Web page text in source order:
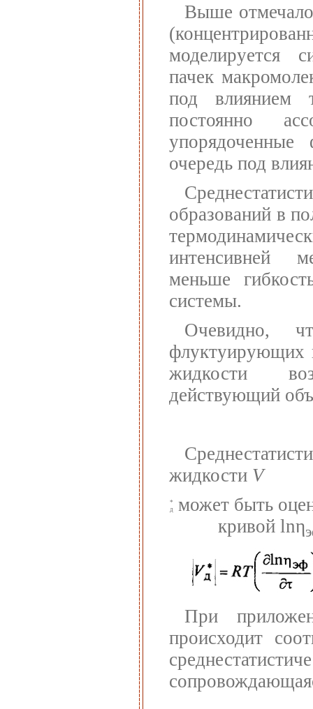
Выше
моделируется
пачек
под влиянием
постоянно
очередь под
образований в
интенсивней
меньше
системы.
Очевидно,
флуктуирующих
жидкости
действующий
жидкости V
*
д
может быть
кривой lnη
При
происходит